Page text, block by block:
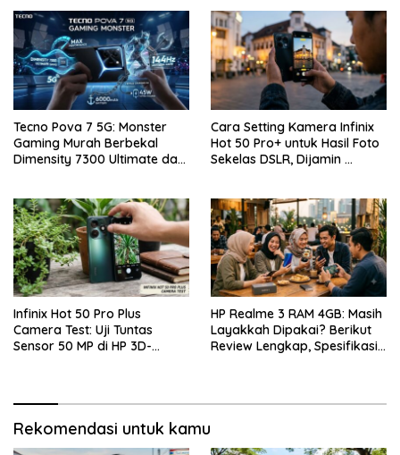
Tecno Pova 7 5G: Monster
Gaming Murah Berbekal
Dimensity 7300 Ultimate dan
Cara Setting Kamera Infinix
Hot 50 Pro+ untuk Hasil Foto
Sekelas DSLR, Dijamin …
Infinix Hot 50 Pro Plus
Camera Test: Uji Tuntas
Sensor 50 MP di HP 3D-
HP Realme 3 RAM 4GB: Masih
Layakkah Dipakai? Berikut
Review Lengkap, Spesifikasi,
Rekomendasi untuk kamu